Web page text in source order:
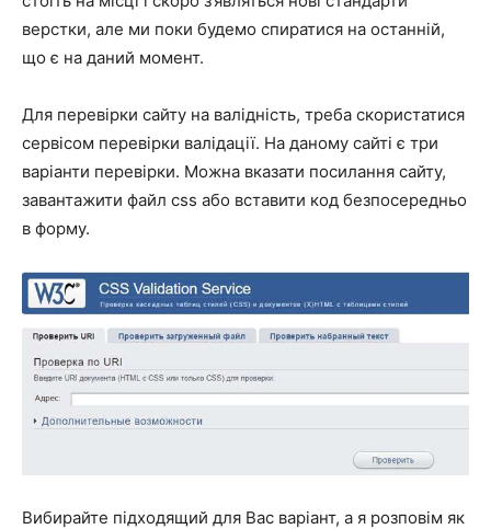
верстки, але ми поки будемо спиратися на останній,
що є на даний момент.
Для перевірки сайту на валідність, треба скористатися
сервісом перевірки валідації. На даному сайті є три
варіанти перевірки. Можна вказати посилання сайту,
завантажити файл css або вставити код безпосередньо
в форму.
Вибирайте підходящий для Вас варіант, а я розповім як